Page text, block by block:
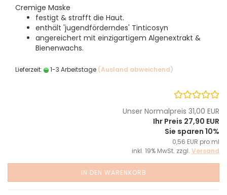
Cremige Maske
festigt & strafft die Haut.
enthält 'jugendförderndes' Tinticosyn
angereichert mit einzigartigem Algenextrakt &
Bienenwachs.
Lieferzeit: 1-3 Arbeitstage (Ausland abweichend)
Unser Normalpreis 31,00 EUR
Ihr Preis 27,90 EUR
Sie sparen 10%
0,56 EUR pro ml
inkl. 19% MwSt. zzgl. Versand
IN DEN WARENKORB